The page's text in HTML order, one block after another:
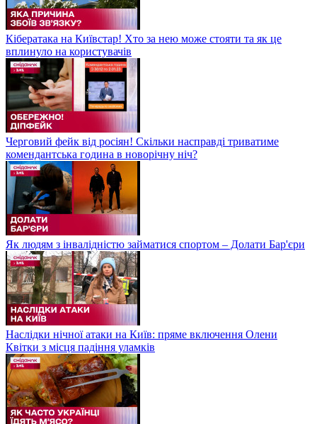
Кібератака на Київстар! Хто за нею може стояти та як це
вплинуло на користувачів
Черговий фейк від росіян! Скільки насправді триватиме
комендантська година в новорічну ніч?
Як людям з інвалідністю займатися спортом – Долати Бар'єри
Наслідки нічної атаки на Київ: пряме включення Олени
Квітки з місця падіння уламків